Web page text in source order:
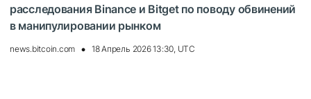
расследования Binance и Bitget по поводу обвинений
в манипулировании рынком
news.bitcoin.com 18 Апрель 2026 13:30, UTC